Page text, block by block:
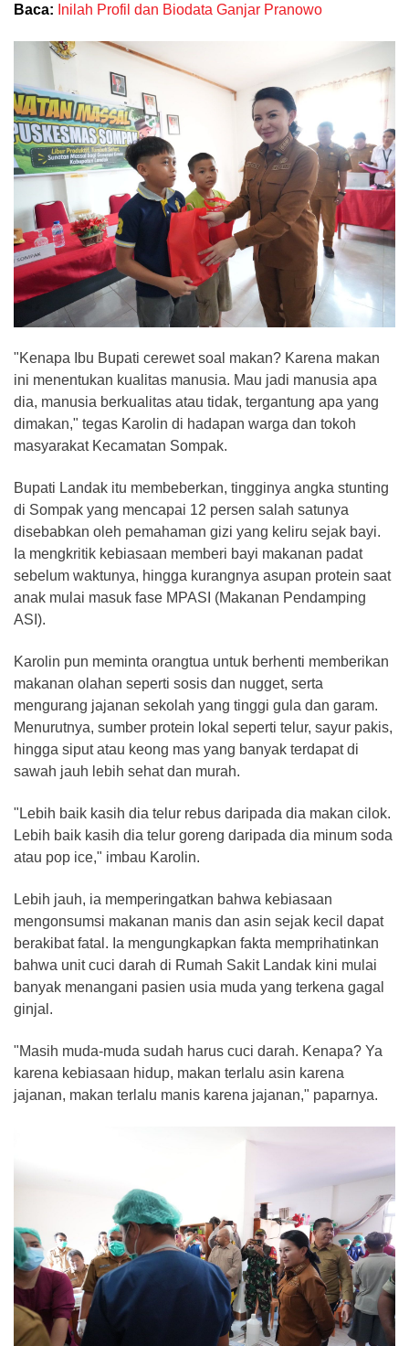
Baca: Inilah Profil dan Biodata Ganjar Pranowo
"Kenapa Ibu Bupati cerewet soal makan? Karena makan
ini menentukan kualitas manusia. Mau jadi manusia apa
dia, manusia berkualitas atau tidak, tergantung apa yang
dimakan," tegas Karolin di hadapan warga dan tokoh
masyarakat Kecamatan Sompak.
Bupati Landak itu membeberkan, tingginya angka stunting
di Sompak yang mencapai 12 persen salah satunya
disebabkan oleh pemahaman gizi yang keliru sejak bayi.
Ia mengkritik kebiasaan memberi bayi makanan padat
sebelum waktunya, hingga kurangnya asupan protein saat
anak mulai masuk fase MPASI (Makanan Pendamping
ASI).
Karolin pun meminta orangtua untuk berhenti memberikan
makanan olahan seperti sosis dan nugget, serta
mengurang jajanan sekolah yang tinggi gula dan garam.
Menurutnya, sumber protein lokal seperti telur, sayur pakis,
hingga siput atau keong mas yang banyak terdapat di
sawah jauh lebih sehat dan murah.
"Lebih baik kasih dia telur rebus daripada dia makan cilok.
Lebih baik kasih dia telur goreng daripada dia minum soda
atau pop ice," imbau Karolin.
Lebih jauh, ia memperingatkan bahwa kebiasaan
mengonsumsi makanan manis dan asin sejak kecil dapat
berakibat fatal. Ia mengungkapkan fakta memprihatinkan
bahwa unit cuci darah di Rumah Sakit Landak kini mulai
banyak menangani pasien usia muda yang terkena gagal
ginjal.
"Masih muda-muda sudah harus cuci darah. Kenapa? Ya
karena kebiasaan hidup, makan terlalu asin karena
jajanan, makan terlalu manis karena jajanan," paparnya.